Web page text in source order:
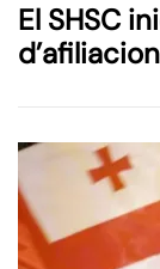
El SHSC